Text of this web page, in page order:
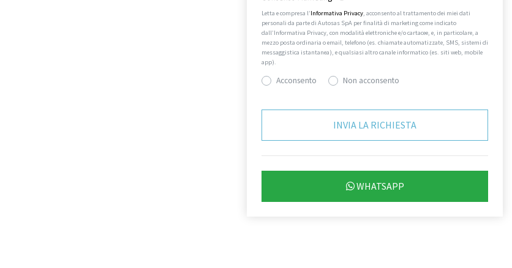
Letta e compresa l’Informativa Privacy, acconsento al trattamento dei miei dati
personali da parte di Autosas SpA per finalità di marketing come indicato
dall’Informativa Privacy, con modalità elettroniche e/o cartacee, e, in particolare, a
mezzo posta ordinaria o email, telefono (es. chiamate automatizzate, SMS, sistemi di
messaggistica istantanea), e qualsiasi altro canale informatico (es. siti web, mobile
app).
Acconsento Non acconsento
WHATSAPP